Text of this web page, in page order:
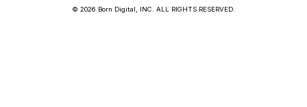
© 2026 Born Digital, INC. ALL RIGHTS RESERVED.